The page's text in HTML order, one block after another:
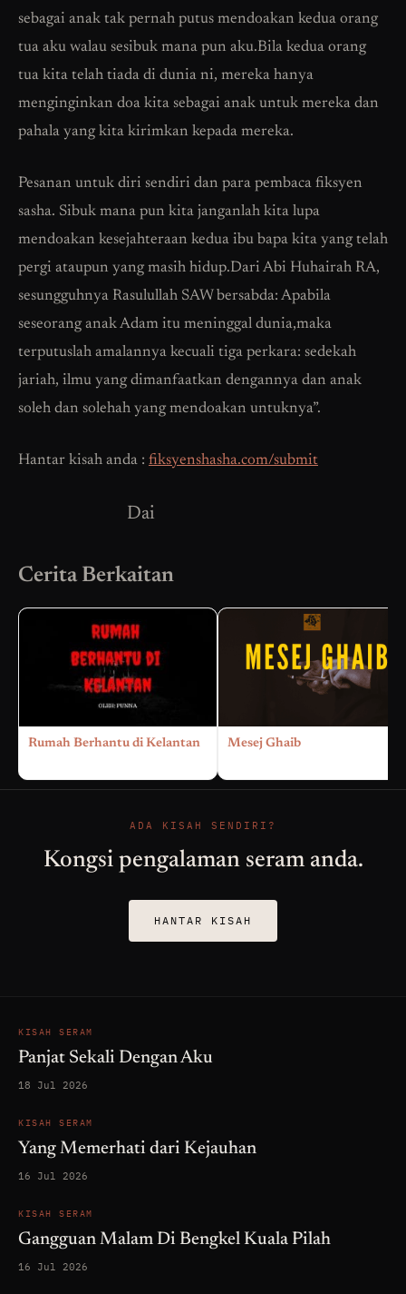
sebagai anak tak pernah putus mendoakan kedua orang
tua aku walau sesibuk mana pun aku.Bila kedua orang
tua kita telah tiada di dunia ni, mereka hanya
menginginkan doa kita sebagai anak untuk mereka dan
pahala yang kita kirimkan kepada mereka.
Pesanan untuk diri sendiri dan para pembaca fiksyen
sasha. Sibuk mana pun kita janganlah kita lupa
mendoakan kesejahteraan kedua ibu bapa kita yang telah
pergi ataupun yang masih hidup.Dari Abi Huhairah RA,
sesungguhnya Rasulullah SAW bersabda: Apabila
seseorang anak Adam itu meninggal dunia,maka
terputuslah amalannya kecuali tiga perkara: sedekah
jariah, ilmu yang dimanfaatkan dengannya dan anak
soleh dan solehah yang mendoakan untuknya”.
Hantar kisah anda : fiksyenshasha.com/submit
Dai
Cerita Berkaitan
Rumah Berhantu di Kelantan Mesej Ghaib
ADA KISAH SENDIRI?
Kongsi pengalaman seram anda.
HANTAR KISAH
KISAH SERAM
Panjat Sekali Dengan Aku
18 Jul 2026
KISAH SERAM
Yang Memerhati dari Kejauhan
16 Jul 2026
KISAH SERAM
Gangguan Malam Di Bengkel Kuala Pilah
16 Jul 2026